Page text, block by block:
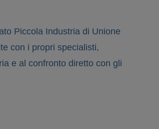
Piccola Industria di Unione
con i propri specialisti,
e al confronto diretto con gli